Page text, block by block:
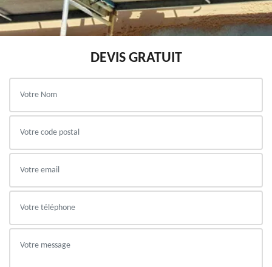
DEVIS GRATUIT